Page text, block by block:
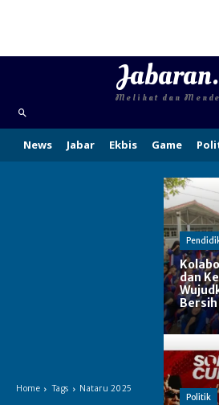
Melihat dan
News Jabar Ekbis Game
Home Tags Nataru 2025
dan
Bersih
Politik